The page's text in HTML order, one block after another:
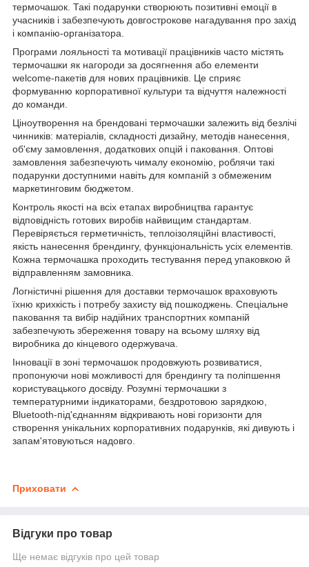
термочашок. Такі подарунки створюють позитивні емоції в
учасників і забезпечують довгострокове нагадування про захід
і компанію-організатора.
Програми лояльності та мотивації працівників часто містять
термочашки як нагороди за досягнення або елементи
welcome-пакетів для нових працівників. Це сприяє
формуванню корпоративної культури та відчуття належності
до команди.
Ціноутворення на брендовані термочашки залежить від безлічі
чинників: матеріалів, складності дизайну, методів нанесення,
об'єму замовлення, додаткових опцій і паковання. Оптові
замовлення забезпечують чималу економію, роблячи такі
подарунки доступними навіть для компаній з обмеженим
маркетинговим бюджетом.
Контроль якості на всіх етапах виробництва гарантує
відповідність готових виробів найвищим стандартам.
Перевіряється герметичність, теплоізоляційні властивості,
якість нанесення брендингу, функціональність усіх елементів.
Кожна термочашка проходить тестування перед упаковкою й
відправленням замовника.
Логністичні рішення для доставки термочашок враховують
їхню крихкість і потребу захисту від пошкоджень. Спеціальне
паковання та вибір надійних транспортних компаній
забезпечують збереження товару на всьому шляху від
виробника до кінцевого одержувача.
Інновації в зоні термочашок продовжують розвиватися,
пропонуючи нові можливості для брендингу та поліпшення
користувацького досвіду. Розумні термочашки з
температурними індикаторами, бездротовою зарядкою,
Bluetooth-під'єднанням відкривають нові горизонти для
створення унікальних корпоративних подарунків, які дивують і
запам'ятовуються надовго.
Приховати
Відгуки про товар
Ще немає відгуків про цей товар